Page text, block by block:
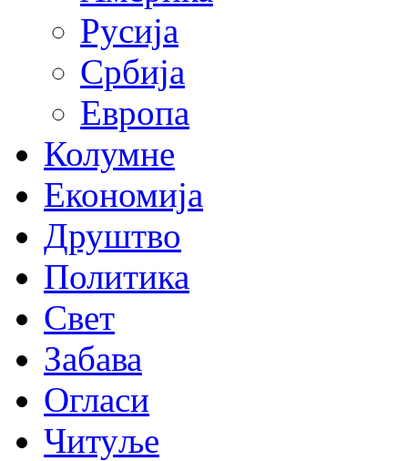
Русија
Србија
Европа
Колумне
Економија
Друштво
Политика
Свет
Забава
Огласи
Читуље